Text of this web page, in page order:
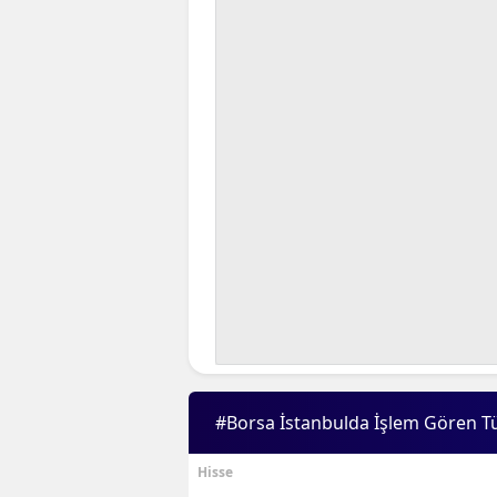
#Borsa İstanbulda İşlem Gören
Hisse